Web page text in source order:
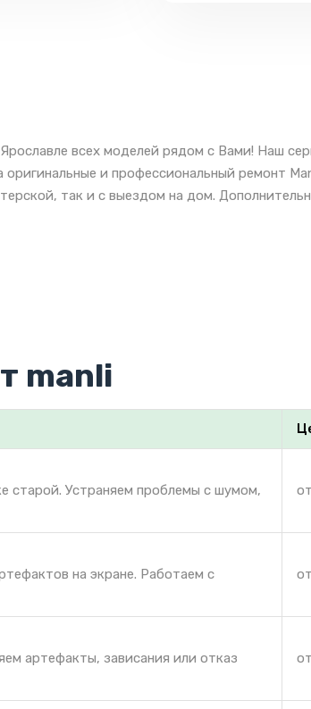
всех моделей рядом с Вами! Наш
и профессиональный ремонт
так и с выездом на дом.
manli
старой. Устраняем проблемы с шумом,
на экране. Работаем с
артефакты, зависания или отказ